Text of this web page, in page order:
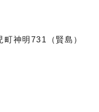
神明731（賢島）